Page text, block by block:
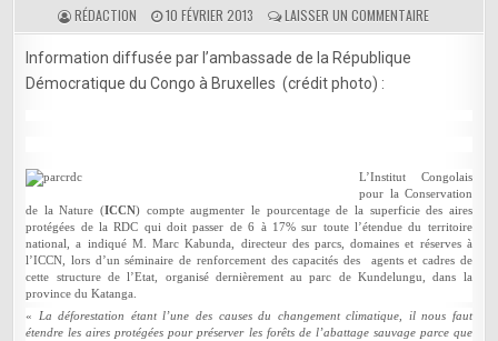
RÉDACTION 10 FÉVRIER 2013 LAISSER UN COMMENTAIRESUR
Information diffusée par l’ambassade de la République
Démocratique du Congo à Bruxelles (crédit photo) :
L’Institut Congolais
pour la Conservation
de la Nature (ICCN) compte augmenter le pourcentage de la superficie des aires
protégées de la RDC qui doit passer de 6 à 17% sur toute l’étendue du territoire
national, a indiqué M. Marc Kabunda, directeur des parcs, domaines et réserves à
l’ICCN, lors d’un séminaire de renforcement des capacités des agents et cadres de
cette structure de l’Etat, organisé dernièrement au parc de Kundelungu, dans la
province du Katanga.
«
La déforestation étant l’une des causes du changement climatique, il nous faut
étendre les aires protégées pour préserver les forêts de l’abattage sauvage parce que